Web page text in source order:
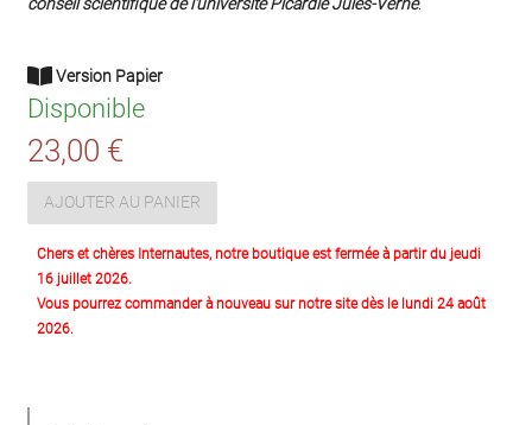
Version Papier
Disponible
23,00 €
AJOUTER AU PANIER
Chers et chères Internautes, notre boutique est fermée à partir du jeudi
16 juillet 2026.
Vous pourrez commander à nouveau sur notre site dès le lundi 24 août
2026.